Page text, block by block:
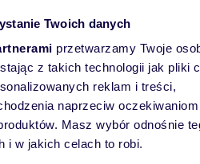
Twoich danych
przetwarzamy Twoje
z takich technologii jak pliki
reklam i treści,
naprzeciw oczekiwaniom
Masz wybór odnośnie
i w jakich celach to robi.
29,30
Inwestycyjny lokal usługowy 29,3 m² z aneksem